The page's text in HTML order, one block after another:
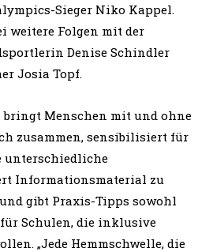
Sieger Niko Kappel.
weitere Folgen mit der
Denise Schindler
Josia Topf.
Menschen mit und ohne
zusammen, sensibilisiert für
unterschiedliche
Informationsmaterial zu
gibt Praxis-Tipps sowohl
Schulen, die inklusive
„Jede Hemmschwelle, die